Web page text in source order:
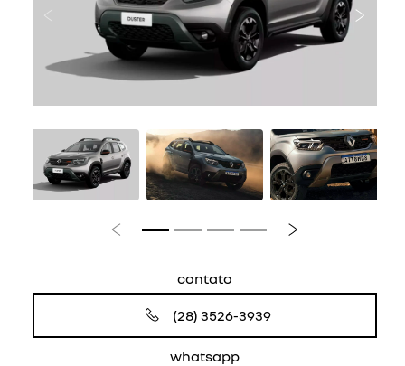
Anterior
Anterior Próximo
contato
(28) 3526-3939
whatsapp